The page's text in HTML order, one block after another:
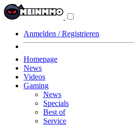
Anmelden / Registrieren
Homepage
News
Videos
Gaming
News
Specials
Best of
Service